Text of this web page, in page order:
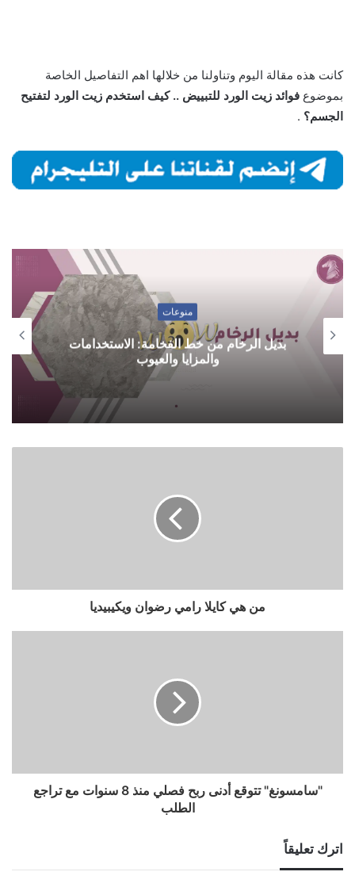
كانت هذه مقالة اليوم وتناولنا من خلالها اهم التفاصيل الخاصة
بموضوع فوائد زيت الورد للتبييض .. كيف استخدم زيت الورد لتفتيح
الجسم؟ .
منوعات
بديل الرخام من خط الفخامة: الاستخدامات
والمزايا والعيوب
من هي كايلا رامي رضوان ويكيبيديا
"سامسونغ" تتوقع أدنى ربح فصلي منذ 8 سنوات مع تراجع
الطلب
اترك تعليقاً